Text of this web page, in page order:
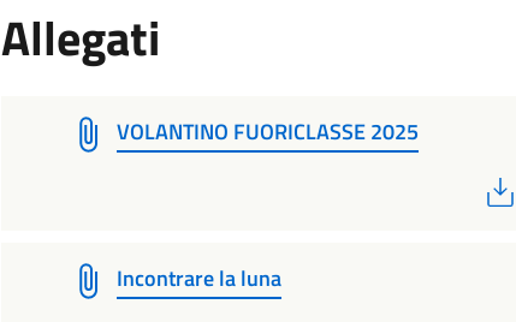
Allegati
VOLANTINO FUORICLASSE 2025
Incontrare la luna